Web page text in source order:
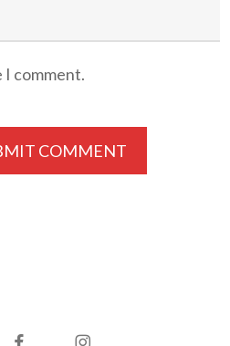
I comment.